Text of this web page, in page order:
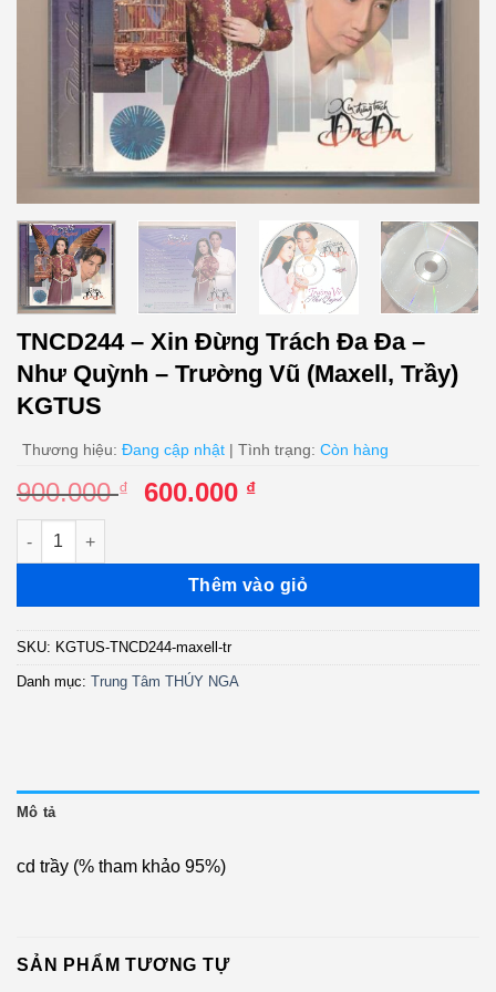
TNCD244 – Xin Đừng Trách Đa Đa –
Như Quỳnh – Trường Vũ (Maxell, Trầy)
KGTUS
Thương hiệu: Đang cập nhật | Tình trạng: Còn hàng
900.000₫
Giá
900.000 ₫.
600.000 ₫Giá
là:
600.000 ₫.
TNCD244 - Xin Đừng Trách Đa Đa - Như Quỳnh - Trường Vũ
Thêm vào giỏ
SKU: KGTUS-TNCD244-maxell-tr
Danh mục: Trung Tâm THÚY NGA
Mô tả
cd trầy (% tham khảo 95%)
SẢN PHẨM TƯƠNG TỰ